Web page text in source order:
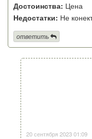
Достоинства: Цена
Недостатки: Не
ответить
20 сентября 2023 01:09